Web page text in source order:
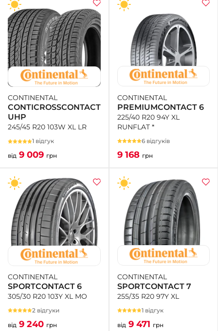
CONTINENTAL
CONTICROSSCONTACT
UHP
245/45 R20 103W XL LR
1 відгук
від 9 009 грн
CONTINENTAL
PREMIUMCONTACT 6
225/40 R20 94Y XL
RUNFLAT *
6 відгуків
9 168 грн
CONTINENTAL
SPORTCONTACT 6
305/30 R20 103Y XL MO
2 відгуки
від 9 240 грн
CONTINENTAL
SPORTCONTACT 7
255/35 R20 97Y XL
1 відгук
від 9 471 грн